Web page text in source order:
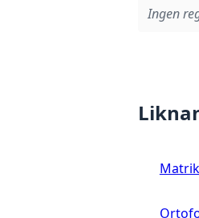
Ingen